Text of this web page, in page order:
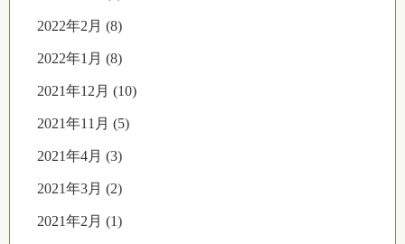
2022年2月 (8)
2022年1月 (8)
2021年12月 (10)
2021年11月 (5)
2021年4月 (3)
2021年3月 (2)
2021年2月 (1)